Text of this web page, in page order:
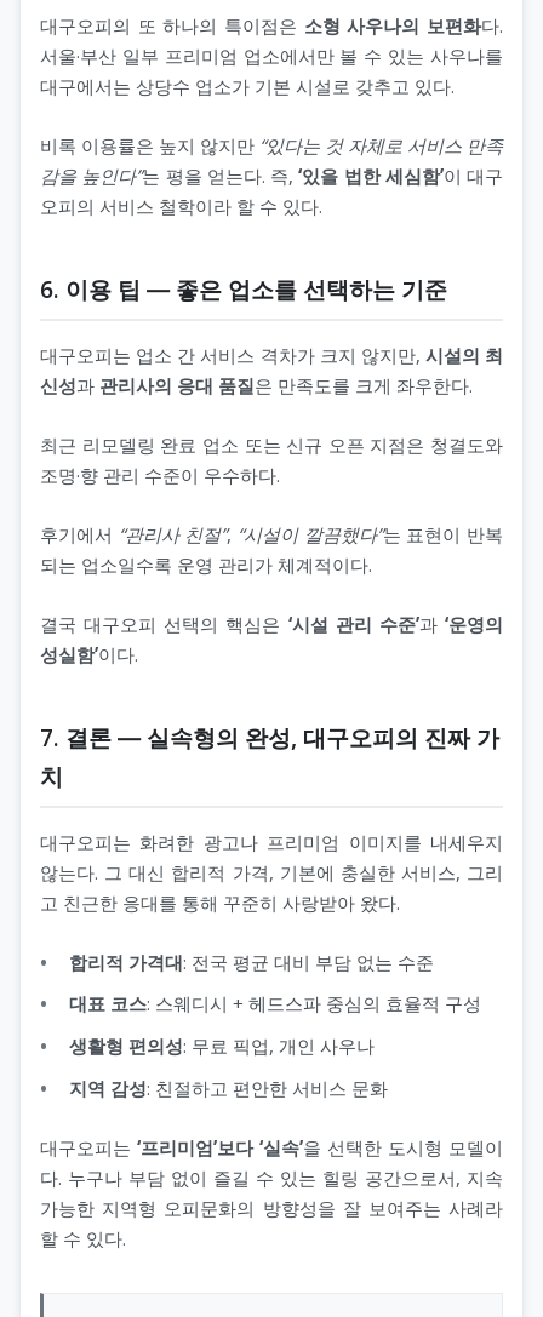
대구오피의 또 하나의 특이점은 소형 사우나의 보편화다.
서울·부산 일부 프리미엄 업소에서만 볼 수 있는 사우나를
대구에서는 상당수 업소가 기본 시설로 갖추고 있다.
비록 이용률은 높지 않지만 “있다는 것 자체로 서비스 만족
감을 높인다”는 평을 얻는다. 즉,‘있을 법한 세심함’이 대구
오피의 서비스 철학이라 할 수 있다.
6. 이용 팁 ― 좋은 업소를 선택하는 기준
대구오피는 업소 간 서비스 격차가 크지 않지만, 시설의 최
신성과 관리사의 응대 품질은 만족도를 크게 좌우한다.
최근 리모델링 완료 업소 또는 신규 오픈 지점은 청결도와
조명·향 관리 수준이 우수하다.
후기에서 “관리사 친절”, “시설이 깔끔했다”는 표현이 반복
되는 업소일수록 운영 관리가 체계적이다.
결국 대구오피 선택의 핵심은 ‘시설 관리 수준’과‘운영의
성실함’이다.
7. 결론 ― 실속형의 완성, 대구오피의 진짜 가
치
대구오피는 화려한 광고나 프리미엄 이미지를 내세우지
않는다. 그 대신 합리적 가격, 기본에 충실한 서비스, 그리
고 친근한 응대를 통해 꾸준히 사랑받아 왔다.
합리적 가격대: 전국 평균 대비 부담 없는 수준
대표 코스: 스웨디시 + 헤드스파 중심의 효율적 구성
생활형 편의성: 무료 픽업, 개인 사우나
지역 감성: 친절하고 편안한 서비스 문화
대구오피는 ‘프리미엄’보다 ‘실속’을 선택한 도시형 모델이
다. 누구나 부담 없이 즐길 수 있는 힐링 공간으로서, 지속
가능한 지역형 오피문화의 방향성을 잘 보여주는 사례라
할 수 있다.